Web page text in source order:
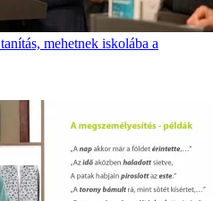
mehetnek iskolába a